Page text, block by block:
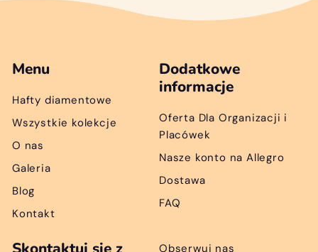
Menu
Hafty diamentowe
Wszystkie kolekcje
O nas
Galeria
Blog
Kontakt
Dodatkowe
informacje
Oferta Dla Organizacji i
Placówek
Nasze konto na Allegro
Dostawa
FAQ
Obserwuj nas